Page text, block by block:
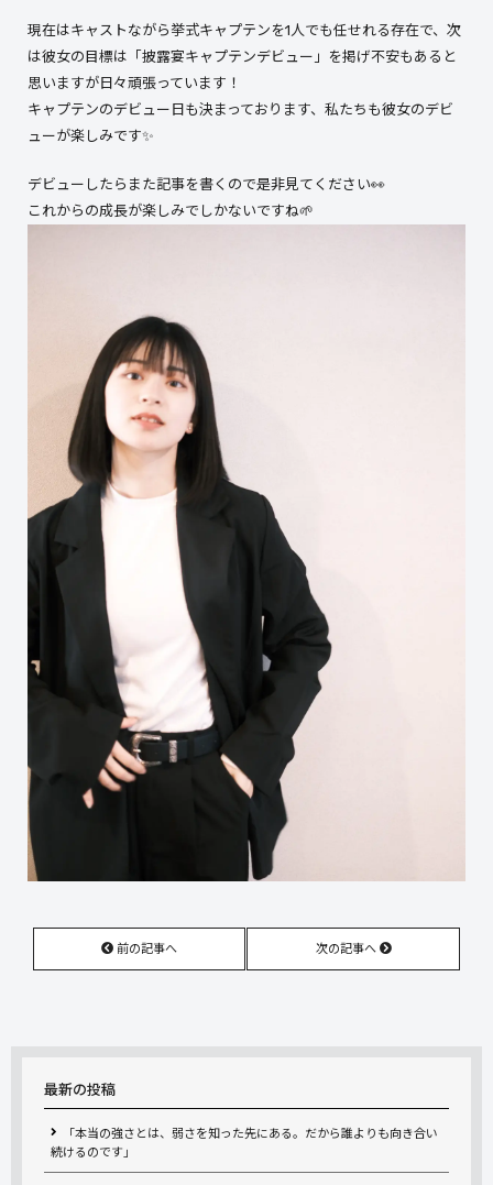
現在はキャストながら挙式キャプテンを1人でも任せれる存在で、次
は彼女の目標は「披露宴キャプテンデビュー」を掲げ不安もあると
思いますが日々頑張っています！
キャプテンのデビュー日も決まっております、私たちも彼女のデビ
ューが楽しみです✨
デビューしたらまた記事を書くので是非見てください👀
これからの成長が楽しみでしかないですね🌱
前の記事へ 次の記事へ
最新の投稿
「本当の強さとは、弱さを知った先にある。だから誰よりも向き合い
続けるのです」